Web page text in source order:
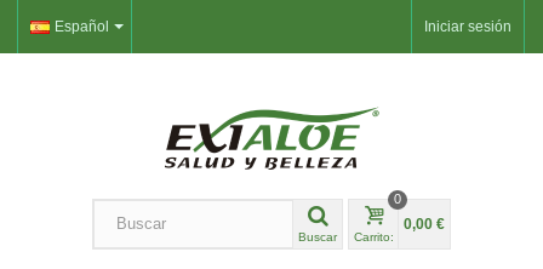
Iniciar sesión
Español
Buscar Carrito:
0
0,00 €